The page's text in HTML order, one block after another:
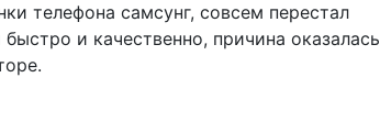
телефона самсунг, совсем перестал
и качественно, причина оказалась